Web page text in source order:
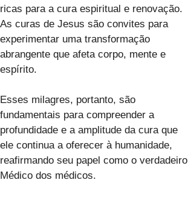
ricas para a cura espiritual e renovação.
As curas de Jesus são convites para
experimentar uma transformação
abrangente que afeta corpo, mente e
espírito.
Esses milagres, portanto, são
fundamentais para compreender a
profundidade e a amplitude da cura que
ele continua a oferecer à humanidade,
reafirmando seu papel como o verdadeiro
Médico dos médicos.